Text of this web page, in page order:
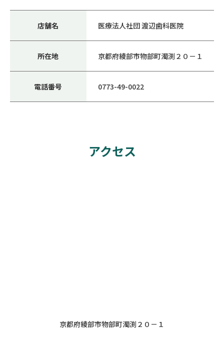
店舗名 医療法人社団 渡辺歯科医院
所在地 京都府綾部市物部町濁渕２０－１
電話番号 0773-49-0022
アクセス
京都府綾部市物部町濁渕２０－１